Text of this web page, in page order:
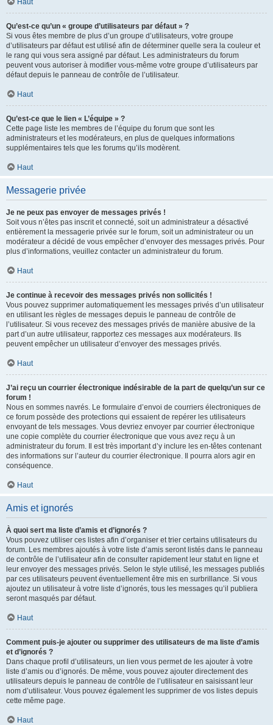
Haut
Qu’est-ce qu’un « groupe d’utilisateurs par défaut » ?
Si vous êtes membre de plus d’un groupe d’utilisateurs, votre groupe
d’utilisateurs par défaut est utilisé afin de déterminer quelle sera la couleur et
le rang qui vous sera assigné par défaut. Les administrateurs du forum
peuvent vous autoriser à modifier vous-même votre groupe d’utilisateurs par
défaut depuis le panneau de contrôle de l’utilisateur.
Haut
Qu’est-ce que le lien « L’équipe » ?
Cette page liste les membres de l’équipe du forum que sont les
administrateurs et les modérateurs, en plus de quelques informations
supplémentaires tels que les forums qu’ils modèrent.
Haut
Messagerie privée
Je ne peux pas envoyer de messages privés !
Soit vous n’êtes pas inscrit et connecté, soit un administrateur a désactivé
entièrement la messagerie privée sur le forum, soit un administrateur ou un
modérateur a décidé de vous empêcher d’envoyer des messages privés. Pour
plus d’informations, veuillez contacter un administrateur du forum.
Haut
Je continue à recevoir des messages privés non sollicités !
Vous pouvez supprimer automatiquement les messages privés d’un utilisateur
en utilisant les règles de messages depuis le panneau de contrôle de
l’utilisateur. Si vous recevez des messages privés de manière abusive de la
part d’un autre utilisateur, rapportez ces messages aux modérateurs. Ils
peuvent empêcher un utilisateur d’envoyer des messages privés.
Haut
J’ai reçu un courrier électronique indésirable de la part de quelqu’un sur ce
forum !
Nous en sommes navrés. Le formulaire d’envoi de courriers électroniques de
ce forum possède des protections qui essaient de repérer les utilisateurs
envoyant de tels messages. Vous devriez envoyer par courrier électronique
une copie complète du courrier électronique que vous avez reçu à un
administrateur du forum. Il est très important d’y inclure les en-têtes contenant
des informations sur l’auteur du courrier électronique. Il pourra alors agir en
conséquence.
Haut
Amis et ignorés
À quoi sert ma liste d’amis et d’ignorés ?
Vous pouvez utiliser ces listes afin d’organiser et trier certains utilisateurs du
forum. Les membres ajoutés à votre liste d’amis seront listés dans le panneau
de contrôle de l’utilisateur afin de consulter rapidement leur statut en ligne et
leur envoyer des messages privés. Selon le style utilisé, les messages publiés
par ces utilisateurs peuvent éventuellement être mis en surbrillance. Si vous
ajoutez un utilisateur à votre liste d’ignorés, tous les messages qu’il publiera
seront masqués par défaut.
Haut
Comment puis-je ajouter ou supprimer des utilisateurs de ma liste d’amis
et d’ignorés ?
Dans chaque profil d’utilisateurs, un lien vous permet de les ajouter à votre
liste d’amis ou d’ignorés. De même, vous pouvez ajouter directement des
utilisateurs depuis le panneau de contrôle de l’utilisateur en saisissant leur
nom d’utilisateur. Vous pouvez également les supprimer de vos listes depuis
cette même page.
Haut